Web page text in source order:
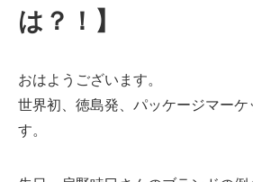
は？！】
おはようございます。
世界初、徳島発、パッケージマー
す。